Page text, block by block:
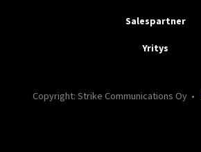
Salespartner
Yritys
Copyright: Strike Communications Oy •